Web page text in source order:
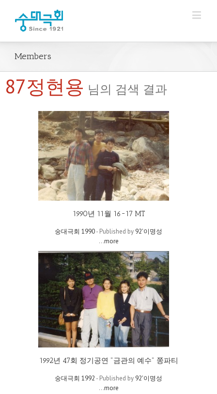
Members
87정현용 님의 검색 결과
1990년 11월 16~17 MT
숭대극회 1990- Published by 92'이명성
...more
1992년 47회 정기공연 "금관의 예수" 쫑파티
숭대극회 1992 - Published by 92'이명성
...more